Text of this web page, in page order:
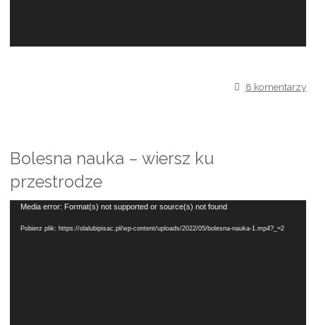
8 komentarzy
Bolesna nauka – wiersz ku
przestrodze
Odtwarzacz
video
Media error: Format(s) not supported or source(s) not found
Pobierz plik: https://olalubipisac.pl/wp-content/uploads/2022/05/bolesna-nauka-1.mp4?_=2